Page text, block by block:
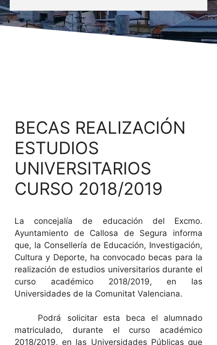
BECAS REALIZACIÓN
ESTUDIOS
UNIVERSITARIOS
CURSO 2018/2019
La concejalía de educación del Excmo.
Ayuntamiento de Callosa de Segura informa
que, la Consellería de Educación, Investigación,
Cultura y Deporte, ha convocado becas para la
realización de estudios universitarios durante el
curso académico 2018/2019, en las
Universidades de la Comunitat Valenciana.
Podrá solicitar esta beca el alumnado
matriculado, durante el curso académico
2018/2019, en las Universidades Públicas que